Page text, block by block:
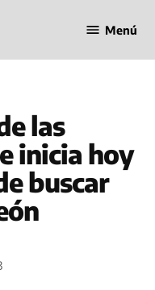
Menú
las
inicia hoy
buscar